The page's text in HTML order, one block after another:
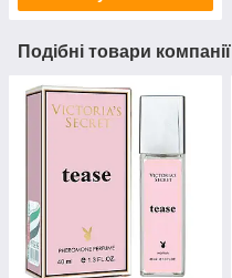
Подібні товари компанії